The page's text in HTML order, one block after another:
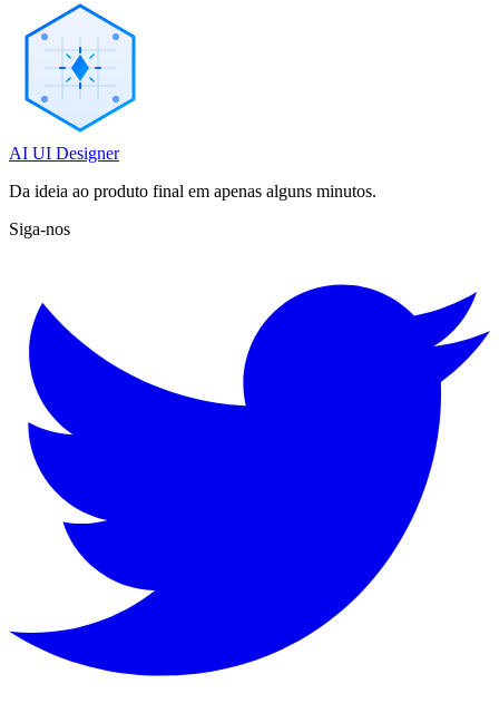
AI UI Designer
Da ideia ao produto final em apenas alguns minutos.
Siga-nos